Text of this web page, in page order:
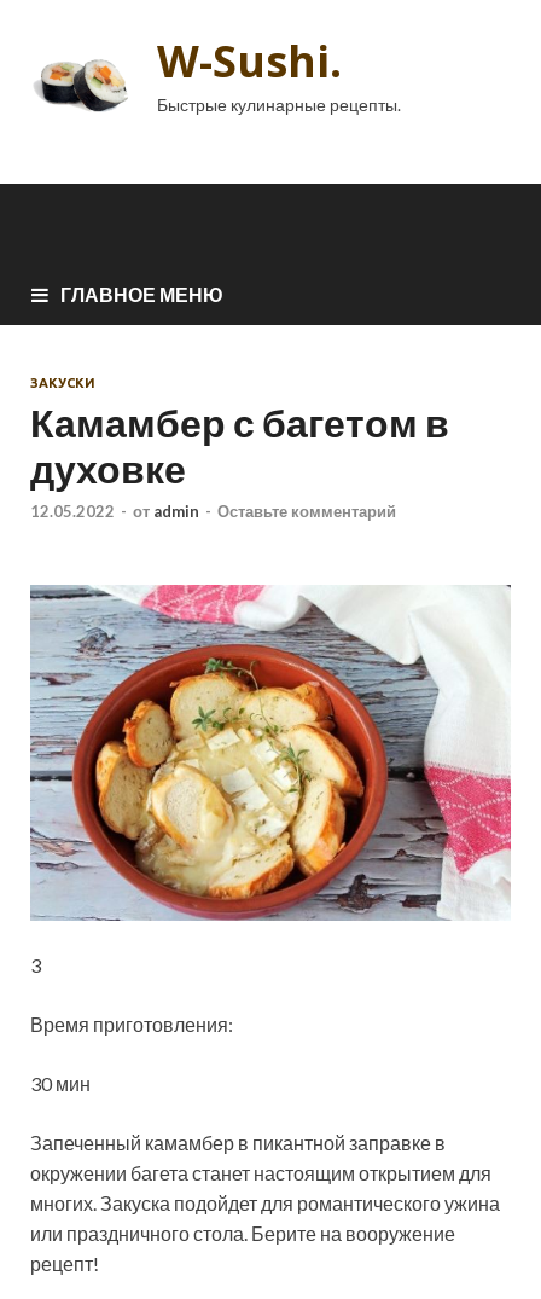
W-Sushi.
Быстрые кулинарные рецепты.
ГЛАВНОЕ МЕНЮ
ЗАКУСКИ
Камамбер с багетом в
духовке
12.05.2022 - от admin - Оставьте комментарий
3
Время приготовления:
30 мин
Запеченный камамбер в пикантной заправке в
окружении багета станет настоящим открытием для
многих. Закуска подойдет для романтического ужина
или праздничного стола. Берите на вооружение
рецепт!